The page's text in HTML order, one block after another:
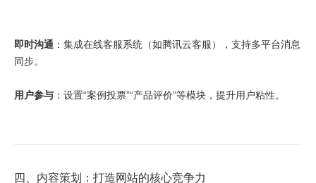
即时沟通 ：集成在线客服系统（如腾讯云客服），支持多平台消息
同步。
用户参与 ：设置“案例投票”“产品评价”等模块，提升用户粘性。
四、内容策划：打造网站的核心竞争力